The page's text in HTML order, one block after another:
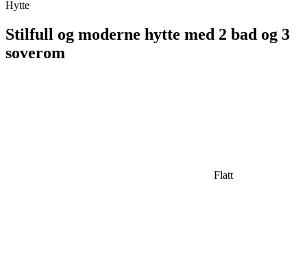
Hytte
Stilfull og moderne hytte med 2 bad og 3
soverom
Flatt